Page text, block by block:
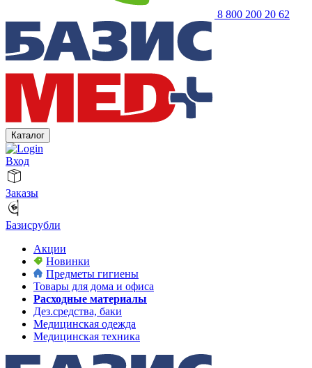
8 800 200 20 62
Каталог
Вход
Заказы
Базисрубли
Акции
Новинки
Предметы гигиены
Товары для дома и офиса
Расходные материалы
Дез.средства, баки
Медицинская одежда
Медицинская техника